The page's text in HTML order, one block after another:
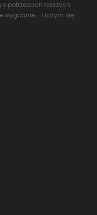
o potrzebach naszych
wygodnie – i to tym się